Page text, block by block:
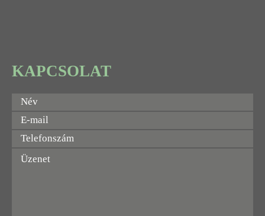
KAPCSOLAT